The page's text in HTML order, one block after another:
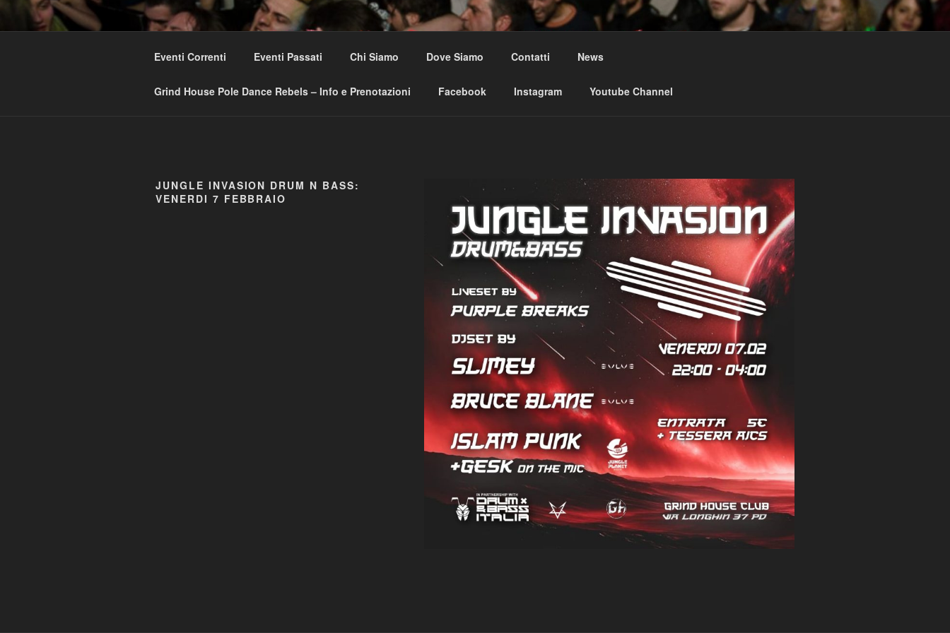
Skip
GRIND HOUSE CLUB
Eventi Correnti Eventi Passati Chi Siamo Dove Siamo Contatti News
Grind House Pole Dance Rebels – Info e Prenotazioni Facebook Instagram Youtube Channel
JUNGLE INVASION DRUM N BASS:
VENERDI 7 FEBBRAIO